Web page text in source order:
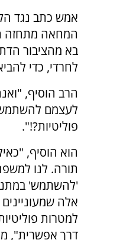
אמש כתב נגד
המחאה מתחזה
בא מהציבור
לחרדי, כדי
הרב הוסיף,
לעצמם להשתמש
פוליטיות?!".
הוא הוסיף,
תורה. לנו
'להשתמש'
אלה
למטרות
דרך אפשרית",